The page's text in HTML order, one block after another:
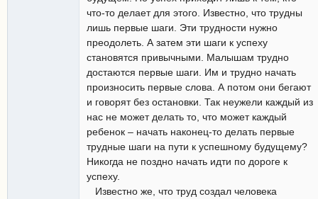
что-то делает для этого. Известно, что трудны
лишь первые шаги. Эти трудности нужно
преодолеть. А затем эти шаги к успеху
становятся привычными. Малышам трудно
достаются первые шаги. Им и трудно начать
произносить первые слова. А потом они бегают
и говорят без остановки. Так неужели каждый из
нас не может делать то, что может каждый
ребенок – начать наконец-то делать первые
трудные шаги на пути к успешному будущему?
Никогда не поздно начать идти по дороге к
успеху.
Известно же, что труд создал человека